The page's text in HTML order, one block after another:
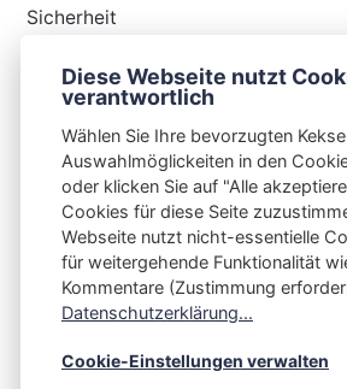
Sicherheit
Thunderbird
S3N🧩NET
Integrating Open-Source Blog
Impressum
Kontakt
Diese Webseite nutzt
verantwortlich
Wählen Sie Ihre bevorzugten
Auswahlmöglickeiten in den
oder klicken Sie auf "Alle
Cookies für diese Seite
Webseite nutzt nicht-essentielle
für weitergehende Funktionalität
Kommentare (Zustimmung
Datenschutzerklärung...
Cookie-Einstellungen verwalten